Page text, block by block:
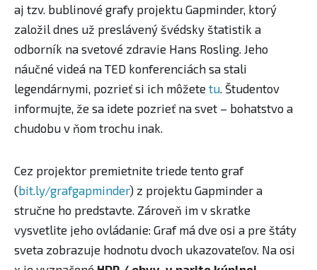
aj tzv. bublinové grafy projektu Gapminder, ktorý
založil dnes už preslávený švédsky štatistik a
odborník na svetové zdravie Hans Rosling. Jeho
náučné videá na TED konferenciách sa stali
legendárnymi, pozrieť si ich môžete tu. Študentov
informujte, že sa idete pozrieť na svet – bohatstvo a
chudobu v ňom trochu inak.
Cez projektor premietnite triede tento graf
(bit.ly/grafgapminder) z projektu Gapminder a
stručne ho predstavte. Zároveň im v skratke
vysvetlite jeho ovládanie: ​Graf má dve osi a pre štáty
sveta zobrazuje hodnotu dvoch ukazovateľov. Na osi